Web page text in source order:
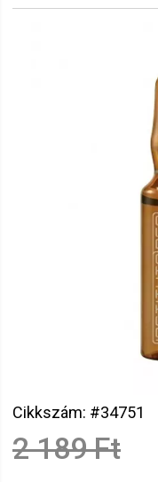
Cikkszám: #34751
2 189 Ft